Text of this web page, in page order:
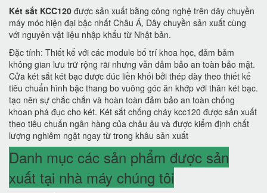
Két sắt KCC120 được sản xuất bằng công nghệ trên dây chuyền
máy móc hiện đại bậc nhất Châu Á, Dây chuyền sản xuất cùng
với nguyên vật liệu nhập khẩu từ Nhật bản.
Đặc tính: Thiết kế với các module bố trí khoa học, đảm bảm
không gian lưu trữ rộng rãi nhưng vẫn đảm bảo an toàn bảo mật.
Cửa két sắt két bạc được đúc liền khối bởi thép dày theo thiết kế
tiêu chuẩn hình bậc thang bo vuông góc ăn khớp với thân két bạc.
tạo nên sự chắc chắn và hoàn toàn đảm bảo an toàn chống
khoan phá đục cho két. Két sắt chống cháy kcc120 được sản xuất
theo tiêu chuẩn ngân hàng của châu âu và được kiểm định chất
lượng nghiêm ngặt ngay từ trong khâu sản xuất
Danh mục các sản phẩm được sản
xuất tại nhà máy chúng tôi